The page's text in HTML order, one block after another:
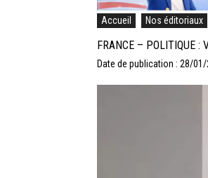
Accueil Nos éditoriaux
FRANCE – POLITIQUE :
Date de publication : 28/01/